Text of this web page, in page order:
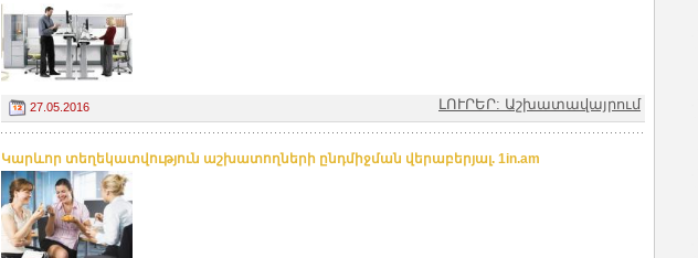
27.05.2016 ԼՈՒՐԵՐ: Աշխատավայրում
Կարևոր տեղեկատվություն աշխատողների ընդմիջման վերաբերյալ. 1in.am